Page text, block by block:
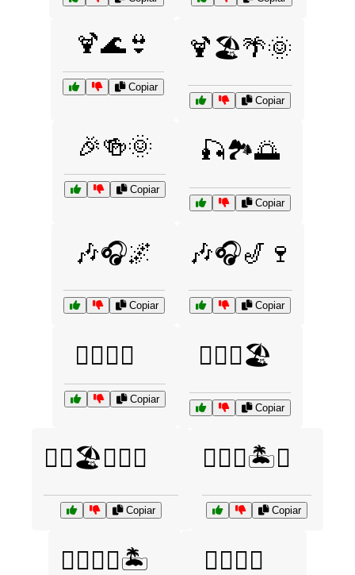
🍹🌊👙
Copiar
🍹🏖️🌴🌞
Copiar
🎉🍻🌞
Copiar
🎣🏞️🌅
Copiar
🎶🎧🌌
Copiar
🎶🎧🎷🍷
Copiar
🏄‍♀️🌊🌴
Copiar
🏄‍♀️🌊🏖️
Copiar
🏄‍♀️🏖️🌊🐬🌅
Copiar
🏄‍♂️🌴🏝️🌞
Copiar
🏊‍♀️🐠🌞🏝️ 🏊‍♂️🌊🌅